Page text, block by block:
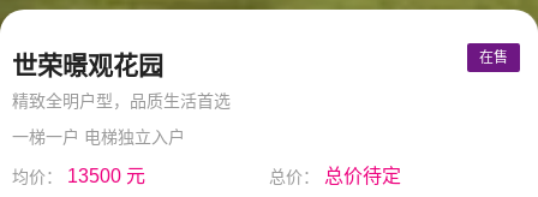
世荣暻观花园 在售
精致全明户型，品质生活首选
一梯一户 电梯独立入户
均价： 13500 元 总价： 总价待定